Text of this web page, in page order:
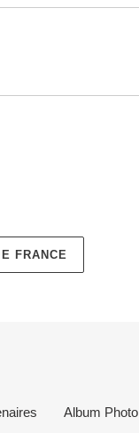
FRANCE
Album Photo